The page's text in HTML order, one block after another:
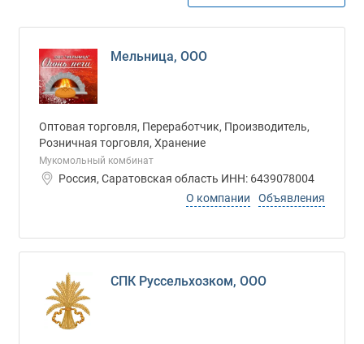
Мельница, ООО
Оптовая торговля, Переработчик, Производитель,
Розничная торговля, Хранение
Мукомольный комбинат
Россия, Саратовская область ИНН: 6439078004
О компании
Объявления
СПК Руссельхозком, ООО